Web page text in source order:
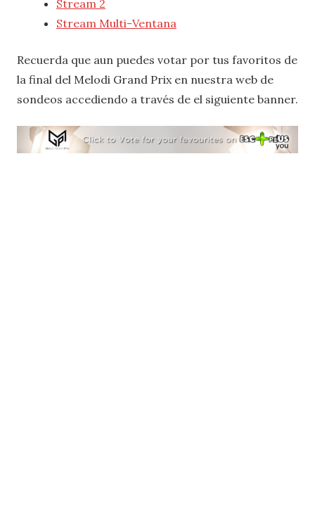
Stream 2
Stream Multi-Ventana
Recuerda que aun puedes votar por tus favoritos de
la final del Melodi Grand Prix en nuestra web de
sondeos accediendo a través de el siguiente banner.